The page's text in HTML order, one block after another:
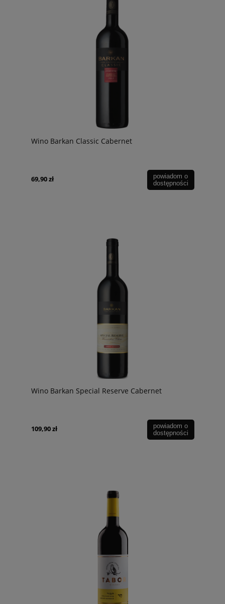
Wino Barkan Classic Cabernet
69,90 zł
powiadom o
dostępności
Wino Barkan Special Reserve Cabernet
109,90 zł
powiadom o
dostępności